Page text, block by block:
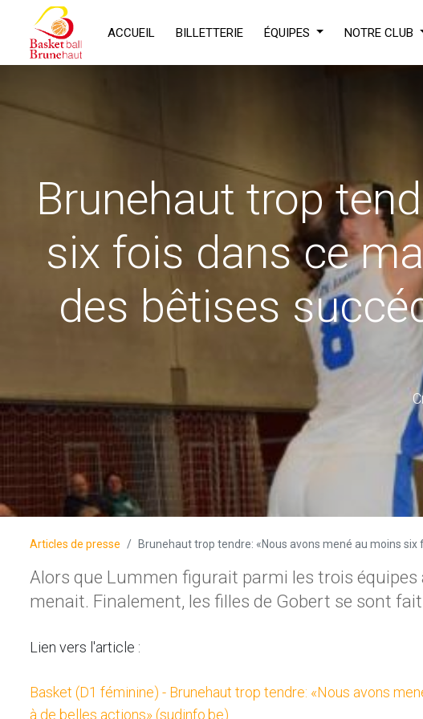
ACCUEIL BILLETTERIE ÉQUIPES NOTRE CLUB
Brunehaut trop
six fois dans ce
des bêtises
Articles de presse Brunehaut trop tendre: «Nous avons mené au moins
Alors que Lummen figurait parmi les trois équipes
menait. Finalement, les filles de Gobert se sont
Lien vers l'article :
Basket (D1 féminine) - Brunehaut trop tendre: «Nous avons
à de belles actions» (sudinfo.be)